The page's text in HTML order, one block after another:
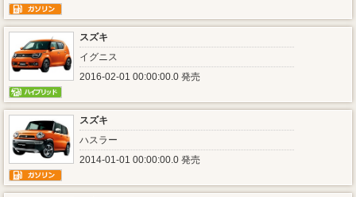
スズキ
イグニス
2016-02-01 00:00:00.0 発売
スズキ
ハスラー
2014-01-01 00:00:00.0 発売